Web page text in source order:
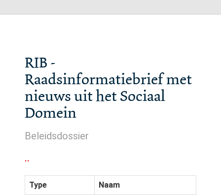
RIB -
Raadsinformatiebrief met
nieuws uit het Sociaal
Domein
Beleidsdossier
..
Type Naam